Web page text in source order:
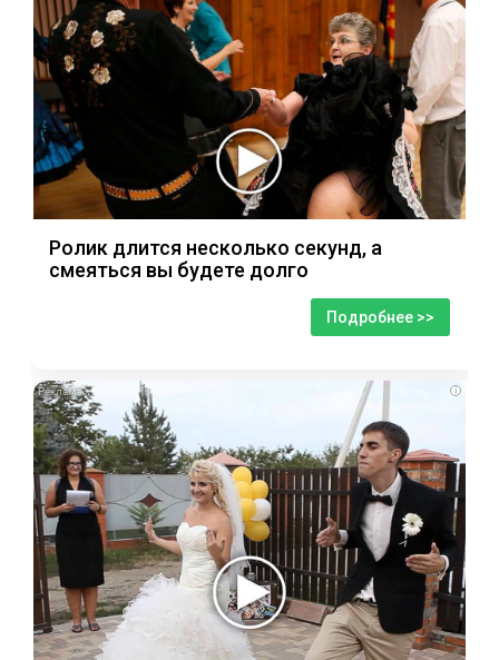
Ролик длится несколько секунд, а
смеяться вы будете долго
Подробнее >>
i